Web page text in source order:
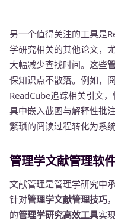
另一个值得关注的工具是
学研究相关的其他论文，
大幅减少查找时间。这些
保知识点不散落。例如，
ReadCube追踪相关引文
具中嵌入截图与解释性批
繁琐的阅读过程转化为系
管理学文献管理软
文献管理是管理学研究中
针对管理学文献管理技巧
的管理学研究高效工具实